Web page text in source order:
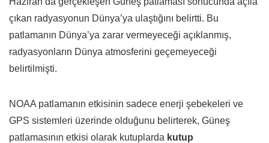
çıkan radyasyonun Dünya’ya ulaştığını belirtti. Bu
patlamanın Dünya’ya zarar vermeyeceği açıklanmış,
radyasyonların Dünya atmosferini geçemeyeceği
belirtilmişti.
NOAA patlamanın etkisinin sadece enerji şebekeleri ve
GPS sistemleri üzerinde olduğunu belirterek, Güneş
patlamasının etkisi olarak kutuplarda kutup